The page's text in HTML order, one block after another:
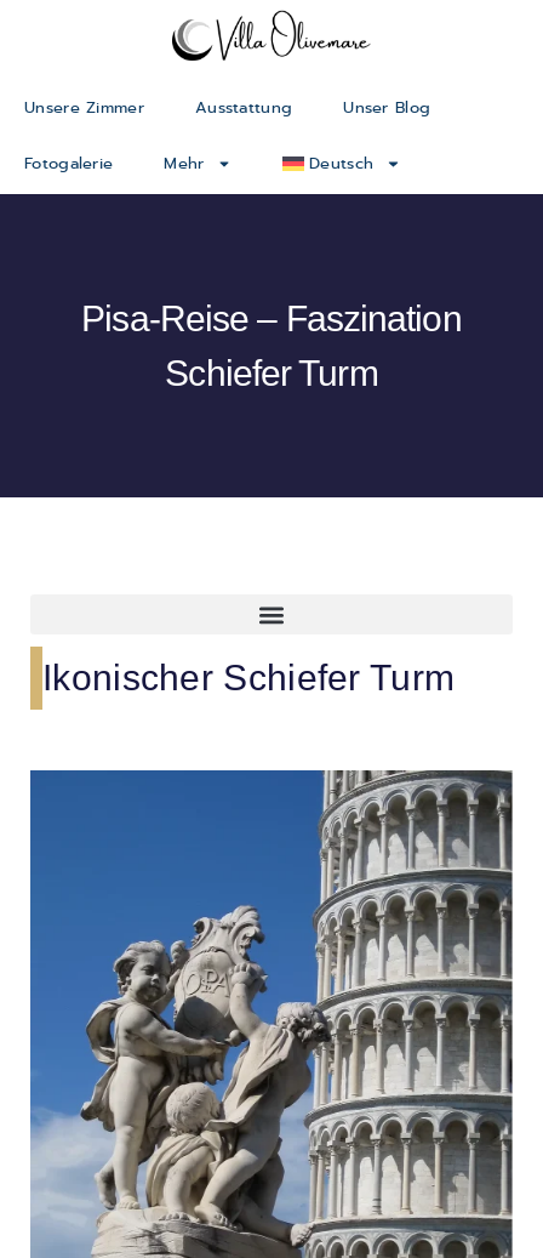
Unsere Zimmer Ausstattung Unser Blog
Fotogalerie Mehr Deutsch
Pisa-Reise – Faszination
Schiefer Turm
Ikonischer Schiefer Turm